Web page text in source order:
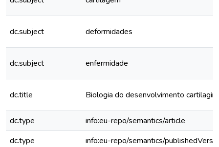
dc.subject deformidades
dc.subject enfermidade
dc.title Biologia do desenvolvimento
dc.type
info:eu-repo/semantics/article
dc.type
info:eu-repo/semantics/